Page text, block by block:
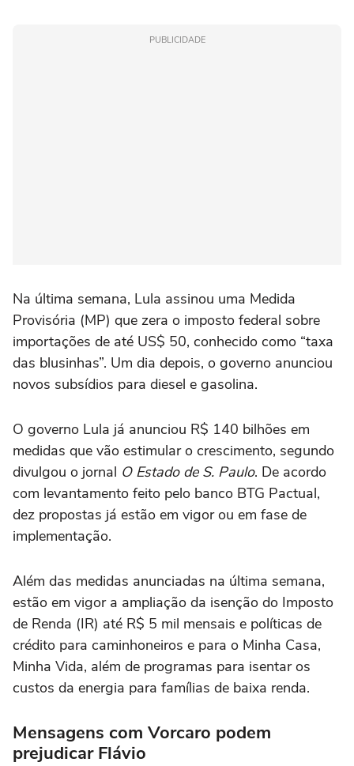
PUBLICIDADE
Na última semana, Lula assinou uma Medida
Provisória (MP) que zera o imposto federal sobre
importações de até US$ 50, conhecido como “taxa
das blusinhas”. Um dia depois, o governo anunciou
novos subsídios para diesel e gasolina.
O governo Lula já anunciou R$ 140 bilhões em
medidas que vão estimular o crescimento, segundo
divulgou o jornal O Estado de S. Paulo. De acordo
com levantamento feito pelo banco BTG Pactual,
dez propostas já estão em vigor ou em fase de
implementação.
Além das medidas anunciadas na última semana,
estão em vigor a ampliação da isenção do Imposto
de Renda (IR) até R$ 5 mil mensais e políticas de
crédito para caminhoneiros e para o Minha Casa,
Minha Vida, além de programas para isentar os
custos da energia para famílias de baixa renda.
Mensagens com Vorcaro podem
prejudicar Flávio